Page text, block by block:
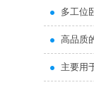
多工位
高品质
主要用